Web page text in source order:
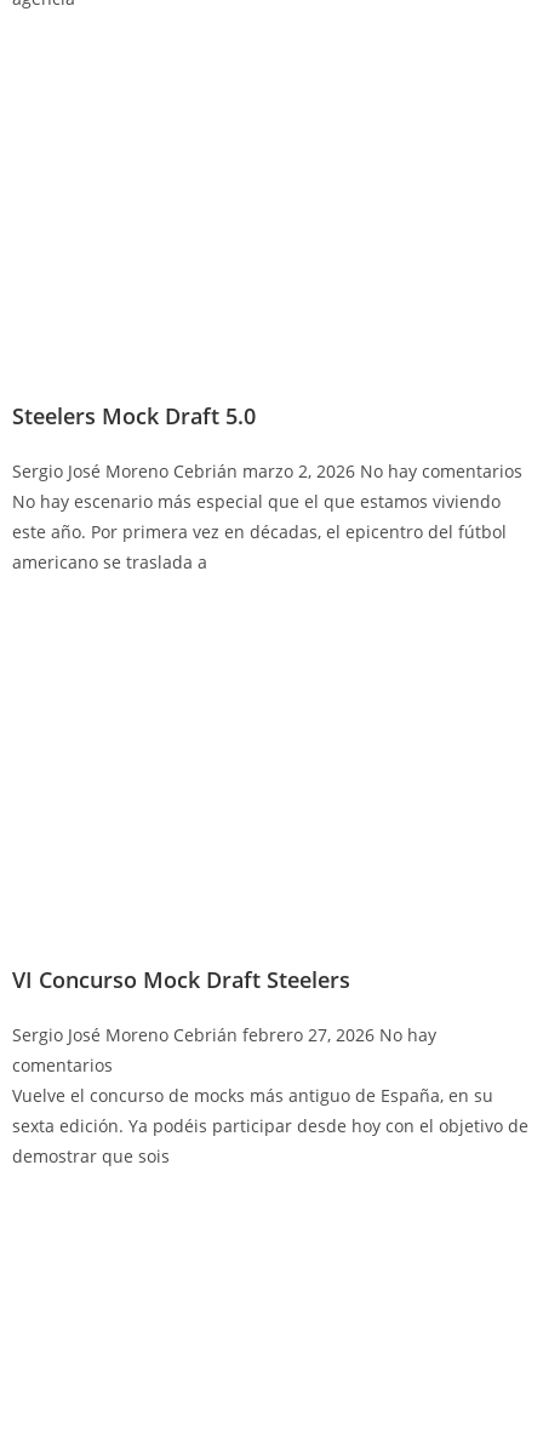
Steelers Mock Draft 5.0
Sergio José Moreno Cebrián marzo 2, 2026 No hay comentarios
No hay escenario más especial que el que estamos viviendo
este año. Por primera vez en décadas, el epicentro del fútbol
americano se traslada a
VI Concurso Mock Draft Steelers
Sergio José Moreno Cebrián febrero 27, 2026 No hay
comentarios
Vuelve el concurso de mocks más antiguo de España, en su
sexta edición. Ya podéis participar desde hoy con el objetivo de
demostrar que sois